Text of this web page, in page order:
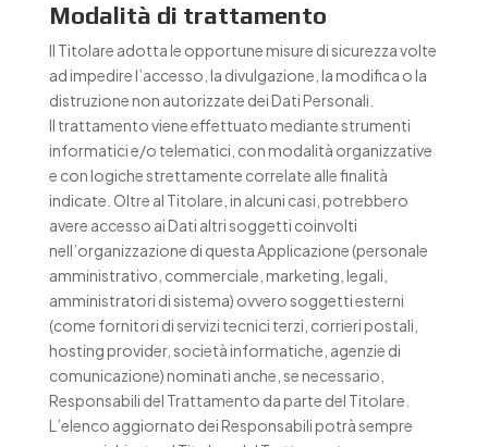
Modalità di trattamento
Il Titolare adotta le opportune misure di sicurezza volte
ad impedire l’accesso, la divulgazione, la modifica o la
distruzione non autorizzate dei Dati Personali.
Il trattamento viene effettuato mediante strumenti
informatici e/o telematici, con modalità organizzative
e con logiche strettamente correlate alle finalità
indicate. Oltre al Titolare, in alcuni casi, potrebbero
avere accesso ai Dati altri soggetti coinvolti
nell’organizzazione di questa Applicazione (personale
amministrativo, commerciale, marketing, legali,
amministratori di sistema) ovvero soggetti esterni
(come fornitori di servizi tecnici terzi, corrieri postali,
hosting provider, società informatiche, agenzie di
comunicazione) nominati anche, se necessario,
Responsabili del Trattamento da parte del Titolare.
L’elenco aggiornato dei Responsabili potrà sempre